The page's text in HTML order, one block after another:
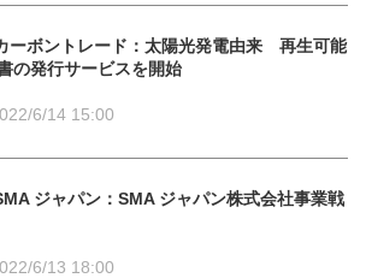
ーボントレード：太陽光発電由来 再生可能
の発行サービスを開始
6/14 15:00
ジャパン：SMA ジャパン株式会社事業戦
6/13 18:00